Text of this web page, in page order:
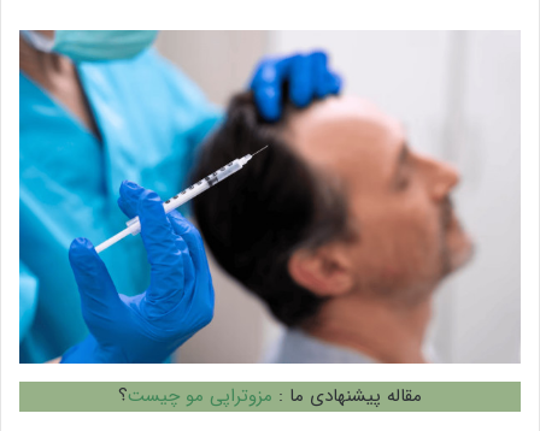
مقاله پیشنهادی ما : مزوتراپی مو چیست؟